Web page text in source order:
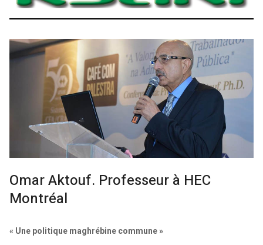
Omar Aktouf. Professeur à HEC
Montréal
« Une politique maghrébine commune »